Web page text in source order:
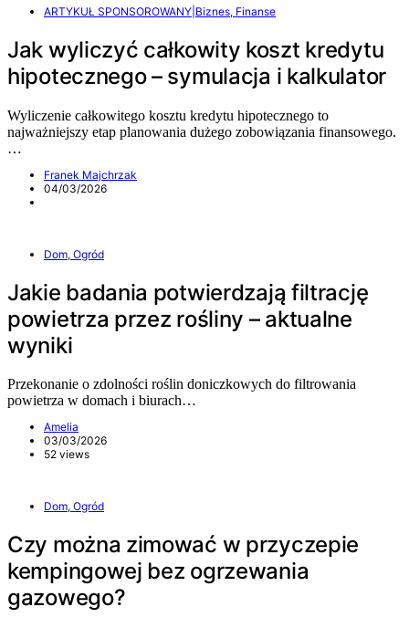
ARTYKUŁ SPONSOROWANY|Biznes, Finanse
Jak wyliczyć całkowity koszt kredytu
hipotecznego – symulacja i kalkulator
Wyliczenie całkowitego kosztu kredytu hipotecznego to
najważniejszy etap planowania dużego zobowiązania finansowego.
…
Franek Majchrzak
04/03/2026
Dom, Ogród
Jakie badania potwierdzają filtrację
powietrza przez rośliny – aktualne
wyniki
Przekonanie o zdolności roślin doniczkowych do filtrowania
powietrza w domach i biurach…
Amelia
03/03/2026
52 views
Dom, Ogród
Czy można zimować w przyczepie
kempingowej bez ogrzewania
gazowego?